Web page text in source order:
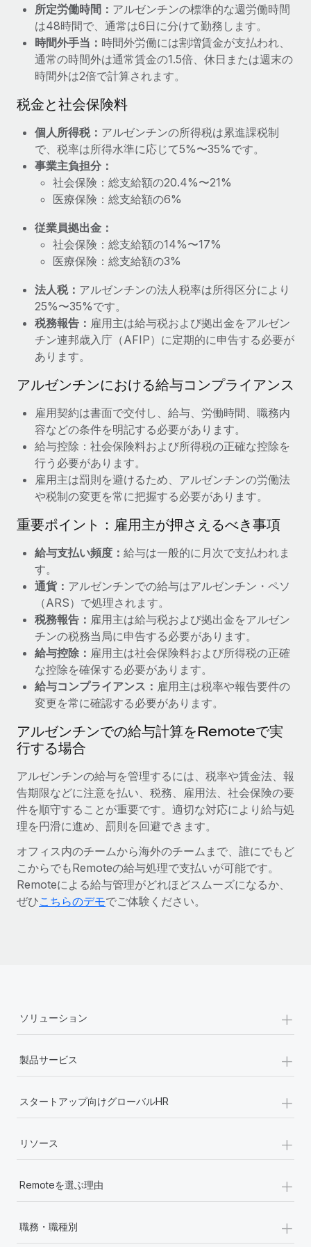
福利厚生
従業員の福利厚生を簡単に管理
ブログ
Remoteの製品アップデート：GustoとXeroの統合お
よびContractor Management Plus（契約社員管理
Remoteの使命は、世界のどこにいても、あらゆる規模の企業が
業務に最適な人材を採用し、管理し、給与を支給できるようにす
ることです。この数週間で、新しい統合、機能、改良点をリリー
スしました。...
詳細を見る
給与詐欺：種類、事例、ビジネスを守る方法
給与, 賃金は詐欺の特に魅力的な標的です。多額の資金がシステ
を保護することは極めて重要です。...
詳細を見る
所定労働時間： アルゼンチンの標準的な週労働時間
は48時間で、通常は6日に分けて勤務します。
時間外手当： 時間外労働には割増賃金が支払われ、
通常の時間外は通常賃金の1.5倍、休日または週末の
時間外は2倍で計算されます。
税金と社会保険料
個人所得税： アルゼンチンの所得税は累進課税制
で、税率は所得水準に応じて5%〜35%です。
事業主負担分：
社会保険：総支給額の20.4%〜21%
医療保険：総支給額の6%
従業員拠出金：
社会保険：総支給額の14%〜17%
医療保険：総支給額の3%
法人税： アルゼンチンの法人税率は所得区分により
25%〜35%です。
税務報告： 雇用主は給与税および拠出金をアルゼン
チン連邦歳入庁（AFIP）に定期的に申告する必要が
あります。
アルゼンチンにおける給与コンプライアンス
雇用契約は書面で交付し、給与、労働時間、職務内
容などの条件を明記する必要があります。
給与控除：社会保険料および所得税の正確な控除を
行う必要があります。
雇用主は罰則を避けるため、アルゼンチンの労働法
や税制の変更を常に把握する必要があります。
重要ポイント：雇用主が押さえるべき事項
給与支払い頻度： 給与は一般的に月次で支払われま
す。
通貨： アルゼンチンでの給与はアルゼンチン・ペソ
（ARS）で処理されます。
税務報告： 雇用主は給与税および拠出金をアルゼン
チンの税務当局に申告する必要があります。
給与控除： 雇用主は社会保険料および所得税の正確
な控除を確保する必要があります。
給与コンプライアンス： 雇用主は税率や報告要件の
変更を常に確認する必要があります。
アルゼンチンでの給与計算をRemoteで実
行する場合
アルゼンチンの給与を管理するには、税率や賃金法、報
告期限などに注意を払い、税務、雇用法、社会保険の要
件を順守することが重要です。適切な対応により給与処
理を円滑に進め、罰則を回避できます。
オフィス内のチームから海外のチームまで、誰にでもど
こからでもRemoteの給与処理で支払いが可能です。
Remoteによる給与管理がどれほどスムーズになるか、
ぜひこちらのデモでご体験ください。
ソリューション +
製品サービス +
スタートアップ向けグローバルHR +
リソース +
Remoteを選ぶ理由 +
職務・職種別 +